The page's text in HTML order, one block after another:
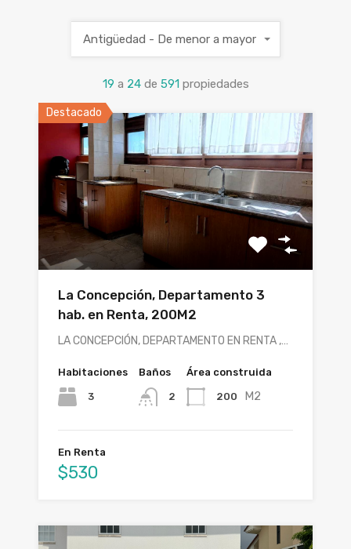
19 a 24 de 591 propiedades
Antigüedad - De menor a mayor
Destacado
La Concepción, Departamento 3
hab. en Renta, 200M2
LA CONCEPCIÓN, DEPARTAMENTO EN RENTA ,…
Habitaciones
3
Baños
2
Área construida
200 M2
En Renta
$530